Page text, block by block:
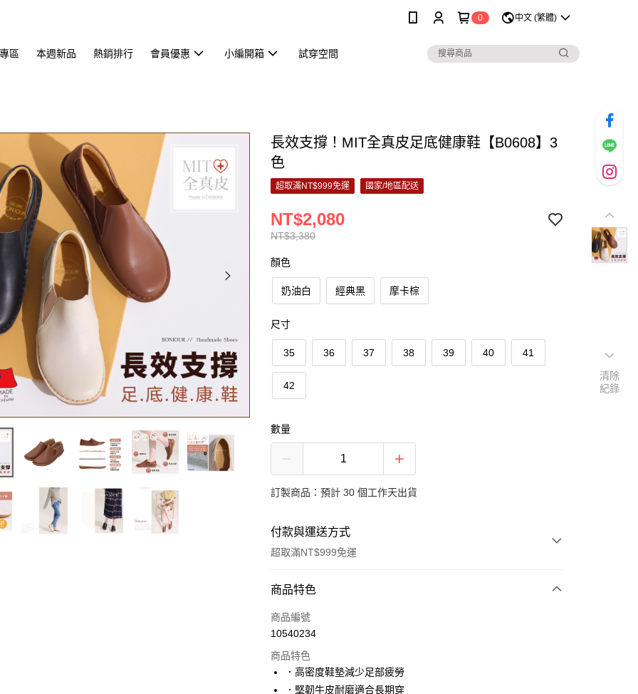
0 中文 (繁體)
區 本週新品 熱銷排行 會員優惠 小編開箱 試穿空間
長效支撐！MIT全真皮足底健康鞋【B0608】3
色
超取滿NT$999免運 國家/地區配送
NT$3,380
NT$2,080
顏色
奶油白 經典黑 摩卡棕
尺寸
35 36 37 38 39 40 41
42
數量
訂製商品：預計 30 個工作天出貨
付款與運送方式
超取滿NT$999免運
付款方式
信用卡一次付款
LINE Pay
商品特色
商品編號
10540234
商品特色
．高密度鞋墊減少足部疲勞
．堅韌牛皮耐磨適合長期穿
清除
紀錄